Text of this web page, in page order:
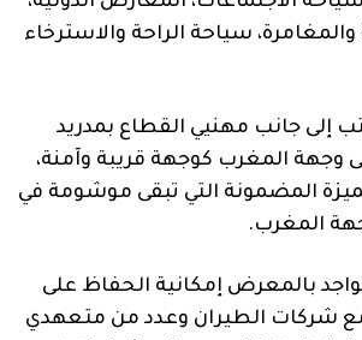
سياحة الراحة والاسترخاء
إلى جانب مهنيي القطاع بمدريد
المغرب كوجهة قريبة وآمنة،
المضمونة التي تبقى موشومة في
المغرب.
بالمعرض إمكانية الحفاظ على
شركات الطيران وعدد من متعهدي